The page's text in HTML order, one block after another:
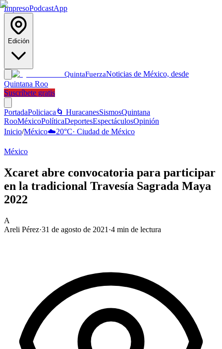
ImpresoPodcastApp
Edición
QuintaFuerzaNoticias de México, desde
Quintana Roo
Suscríbete gratis
PortadaPoliciaca 🌀 HuracanesSismosQuintana
RooMéxicoPolíticaDeportesEspectáculosOpinión
Inicio/México☁️20°C· Ciudad de México
México
Xcaret abre convocatoria para participar
en la tradicional Travesía Sagrada Maya
2022
A
Areli Pérez·31 de agosto de 2021 ·4 min de lectura